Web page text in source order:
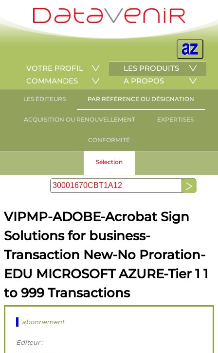
VOTRE PROFIL
LES PRODUITS
COMMANDES
A PROPOS
LES ÉDITEURS PAR RÉFÉRENCE OU DÉSIGNATION
ACQUISITION OU RENOUVELLEMENT EXPERTISES
CONFORMITÉ
Sélection
VIPMP-ADOBE-Acrobat Sign
Solutions for business-
Transaction New-No Proration-
EDU MICROSOFT AZURE-Tier 1 1
to 999 Transactions
abonnement
Editeur :